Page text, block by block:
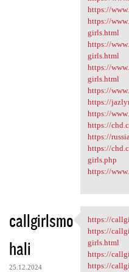
https://
https://
girls.html
https://
girls.html
https://
girls.html
https://
https://
https://
https://
https://
https://
girls.php
https://
callgirlsmo
hali
25.12.2024
https://
https://
https://
girls.html
https://
https://